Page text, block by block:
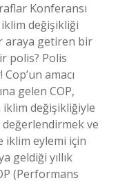
Konferansı
iklim değişikliği
araya getiren bir
polis? Polis
amacı
gelen COP,
değişikliğiyle
ve
iklim eylemi için
geldiği yıllık
(Performans